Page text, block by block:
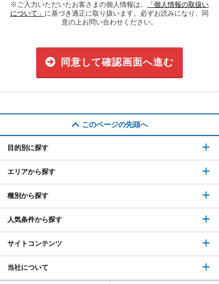
※ご入力いただいたお客さまの個人情報は、
「個人情報の取扱い
について」 に基づき適正に取り扱います。必ずお読みになり、同
意の上お問い合わせください。
同意して確認画面へ進む
このページの先頭へ
目的別に探す
エリアから探す
種別から探す
人気条件から探す
サイトコンテンツ
当社について